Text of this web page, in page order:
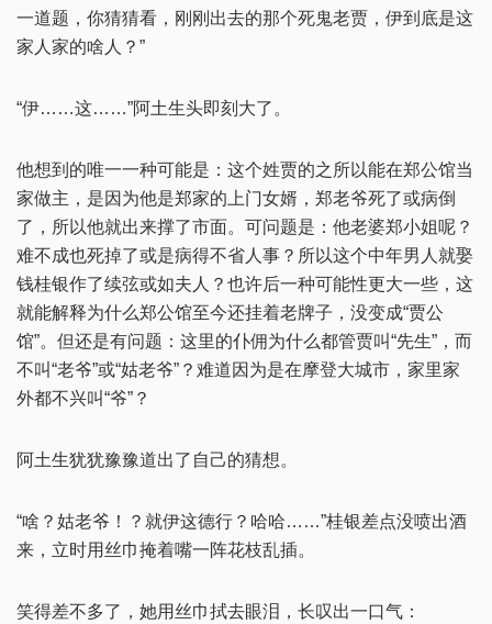
一道题，你猜猜看，刚刚出去的那个死鬼老贾，伊到底是这
家人家的啥人？”
“伊……这……”阿土生头即刻大了。
他想到的唯一一种可能是：这个姓贾的之所以能在郑公馆当
家做主，是因为他是郑家的上门女婿，郑老爷死了或病倒
了，所以他就出来撑了市面。可问题是：他老婆郑小姐呢？
难不成也死掉了或是病得不省人事？所以这个中年男人就娶
钱桂银作了续弦或如夫人？也许后一种可能性更大一些，这
就能解释为什么郑公馆至今还挂着老牌子，没变成“贾公
馆”。但还是有问题：这里的仆佣为什么都管贾叫“先生”，而
不叫“老爷”或“姑老爷”？难道因为是在摩登大城市，家里家
外都不兴叫“爷”？
阿土生犹犹豫豫道出了自己的猜想。
“啥？姑老爷！？就伊这德行？哈哈……”桂银差点没喷出酒
来，立时用丝巾掩着嘴一阵花枝乱插。
笑得差不多了，她用丝巾拭去眼泪，长叹出一口气：